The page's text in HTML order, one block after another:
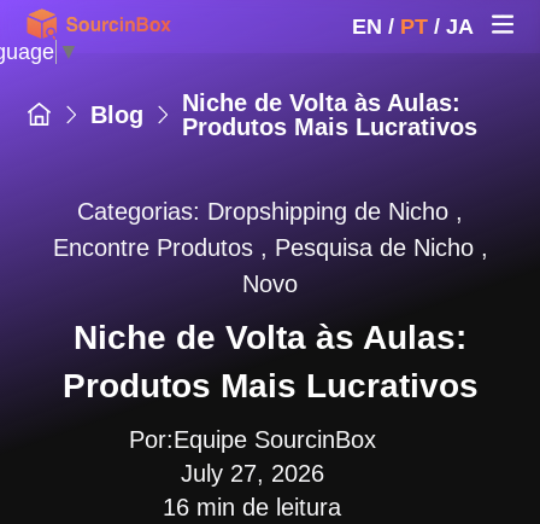
EN / PT / JA
Blog
Niche de Volta às Aulas:
Produtos Mais Lucrativos
Categorias: Dropshipping de Nicho ,
Encontre Produtos , Pesquisa de Nicho ,
Novo
Niche de Volta às Aulas:
Produtos Mais Lucrativos
Por:Equipe SourcinBox
July 27, 2026
16 min de leitura
▼